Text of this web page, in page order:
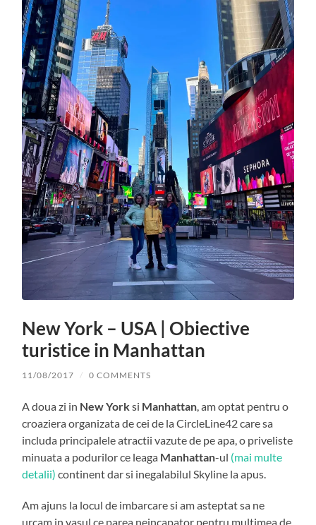
New York – USA | Obiective
turistice in Manhattan
11/08/2017 / 0 COMMENTS
A doua zi in New Yorksi Manhattan, am optat pentru o
croaziera organizata de cei de la CircleLine42 care sa
includa principalele atractii vazute de pe apa, o priveliste
minuata a podurilor ce leaga Manhattan-ul (mai multe
detalii) continent dar si inegalabilul Skyline la apus.
Am ajuns la locul de imbarcare si am asteptat sa ne
urcam in vasul ce parea neincapator pentru multimea de